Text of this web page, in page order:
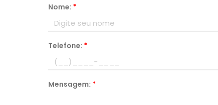
Nome: *
Telefone: *
Mensagem: *